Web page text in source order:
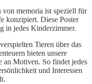
memoria ist speziell für
konzipiert. Diese Poster
in jedes Kinderzimmer.
Tieren über das
bieten unsere
an Motiven. So findet jedes
und Interessen